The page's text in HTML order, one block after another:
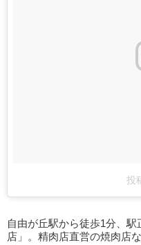
投
自由が丘駅から徒歩1分、
店」。精肉店直営の焼肉店